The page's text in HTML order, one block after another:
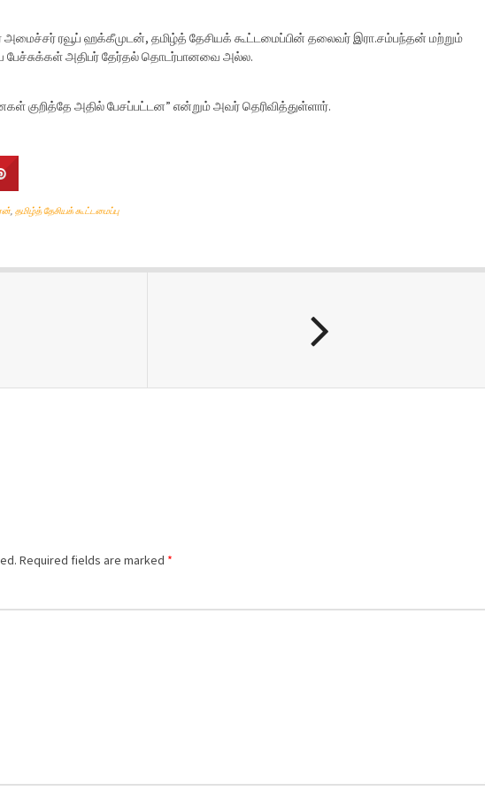
அமைச்சர் ரவூப் ஹக்கீமுடன், தமிழ்த் தேசியக் கூட்டமைப்பின் தலைவர் இரா.சம்பந்தன் மற்றும்
பேச்சுக்கள் அதிபர் தேர்தல் தொடர்பானவை அல்ல.
குறித்தே அதில் பேசப்பட்டன” என்றும் அவர் தெரிவித்துள்ளார்.
, தமிழ்த் தேசியக் கூட்டமைப்பு
Required fields are marked *